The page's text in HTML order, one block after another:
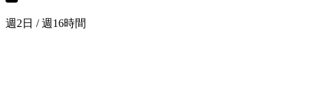
週2日 / 週16時間